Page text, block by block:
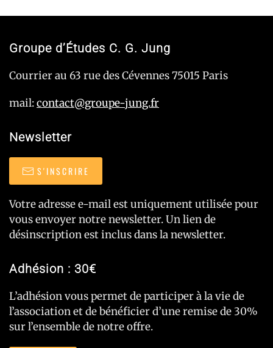
Groupe d’Études C. G. Jung
Courrier au 63 rue des Cévennes 75015 Paris
mail:contact@groupe-jung.fr
Newsletter
S'INSCRIRE
Votre adresse e-mail est uniquement utilisée pour
vous envoyer notre newsletter. Un lien de
désinscription est inclus dans la newsletter.
Adhésion : 30€
L’adhésion vous permet de participer à la vie de
l’association et de bénéficier d’une remise de 30%
sur l’ensemble de notre offre.